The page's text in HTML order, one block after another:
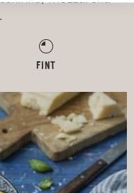
FINT